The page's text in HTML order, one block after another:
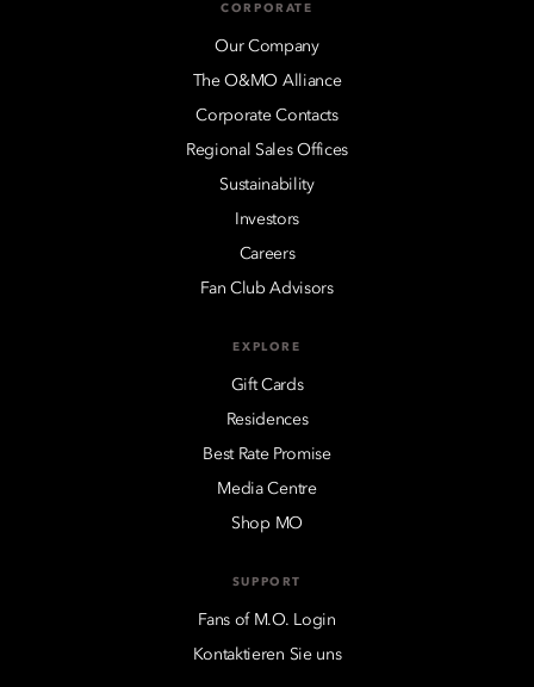
CORPORATE
Our Company
The O&MO Alliance
Corporate Contacts
Regional Sales Offices
Sustainability
Investors
Careers
Fan Club Advisors
EXPLORE
Gift Cards
Residences
Best Rate Promise
Media Centre
Shop MO
SUPPORT
Fans of M.O. Login
Kontaktieren Sie uns